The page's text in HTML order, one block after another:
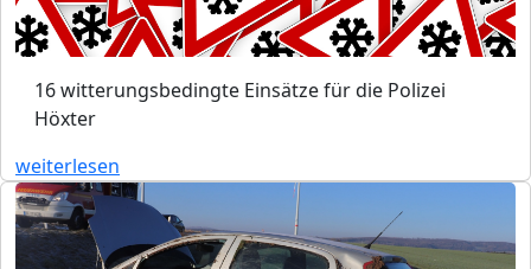
16 witterungsbedingte Einsätze für die Polizei
Höxter
weiterlesen